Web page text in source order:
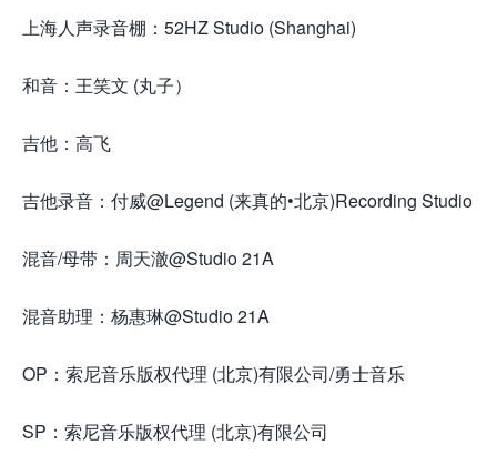
上海人声录音棚：52HZ Studio (Shanghai)
和音：王笑文 (丸子）
吉他：高飞
吉他录音：付威@Legend (来真的•北京)Recording Studio
混音/母带：周天澈@Studio 21A
混音助理：杨惠琳@Studio 21A
OP：索尼音乐版权代理 (北京)有限公司/勇士音乐
SP：索尼音乐版权代理 (北京)有限公司